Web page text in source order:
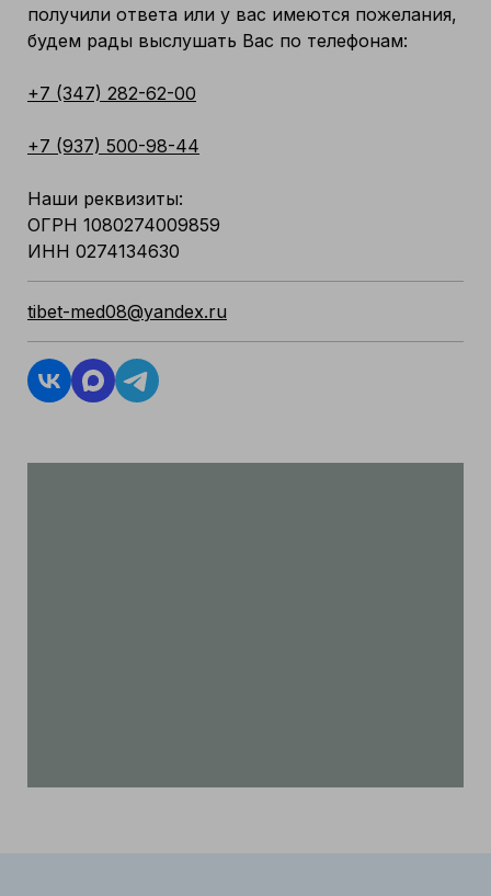
получили ответа или у вас имеются пожелания,
будем рады выслушать Вас по телефонам:
+7 (347) 282-62-00
+7 (937) 500-98-44
Наши реквизиты:
ОГРН 1080274009859
ИНН 0274134630
tibet-med08@yandex.ru